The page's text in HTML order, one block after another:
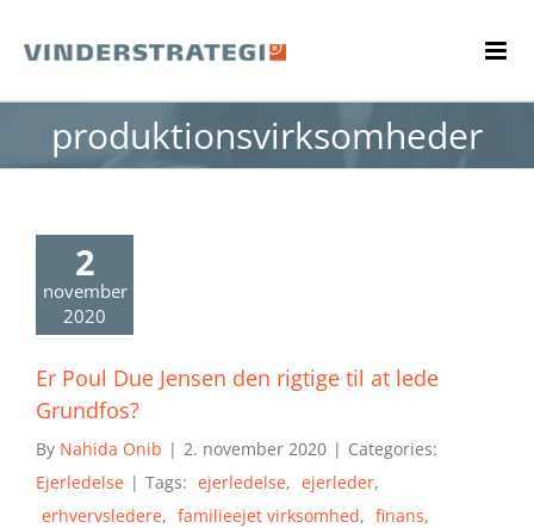
content
produktionsvirksomheder
2
november
2020
Er Poul Due Jensen den rigtige til at lede
Grundfos?
By Nahida Onib | 2. november 2020 | Categories:
Ejerledelse | Tags: ejerledelse, ejerleder,
erhvervsledere, familieejet virksomhed, finans,